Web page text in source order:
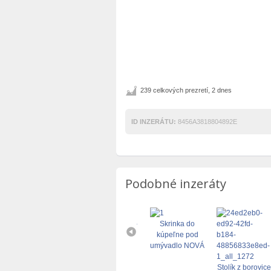
239 celkových prezretí, 2 dnes
ID INZERÁTU: 8456A3818804892E
Podobné inzeráty
Skrinka do
kúpeľne pod
umývadlo NOVÁ
Stolík z borovice